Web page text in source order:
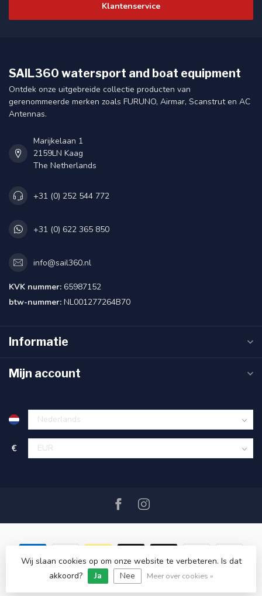
Klantenservice
SAIL360 watersport and boat equipment
Ontdek onze uitgebreide collectie producten van
gerenommeerde merken zoals FURUNO, Airmar, Scanstrut en AC
Antennas.
Marijkelaan 1
2159LN Kaag
The Netherlands
+31 (0) 252 544 772
+31 (0) 622 365 850
info@sail360.nl
KVK nummer: 65987152
btw-nummer: NL001277264B70
Informatie
Mijn account
€
© Copyright 2026 SAIL360 watersport and boat equipment
Wij slaan cookies op om onze website te verbeteren. Is dat
akkoord?
Ja Nee Meer over cookies »